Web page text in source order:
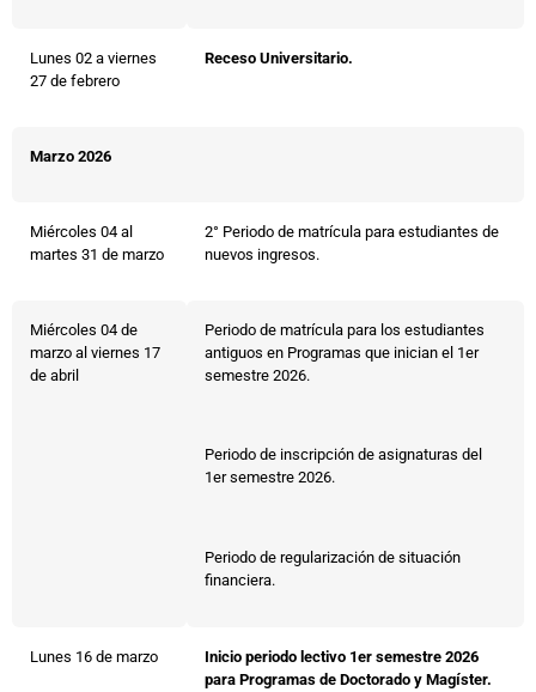
Lunes 02 a viernes
27 de febrero
Receso Universitario.
Marzo 2026
Miércoles 04 al
martes 31 de marzo
2° Periodo de matrícula para estudiantes de
nuevos ingresos.
Miércoles 04 de
marzo al viernes 17
de abril
Periodo de matrícula para los estudiantes
antiguos en Programas que inician el 1er
semestre 2026.
Periodo de inscripción de asignaturas del
1er semestre 2026.
Periodo de regularización de situación
financiera.
Lunes 16 de marzo
Inicio periodo lectivo 1er semestre 2026
para Programas de Doctorado y Magíster.